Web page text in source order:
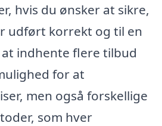
hvis du ønsker at sikre,
udført korrekt og til en
indhente flere tilbud
for at
men også forskellige
som hver